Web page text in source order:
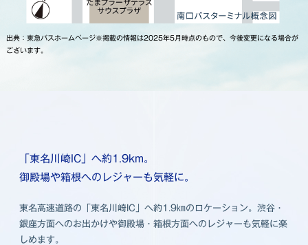
出典：東急バスホームページ※掲載の情報は2025年5月時点のもので、今後変更になる場合が
ございます。
「東名川崎IC」へ約1.9km。
御殿場や箱根へのレジャーも気軽に。
東名高速道路の「東名川崎IC」へ約1.9㎞のロケーション。渋谷・
銀座方面へのお出かけや御殿場・箱根方面へのレジャーも気軽に楽
しめます。